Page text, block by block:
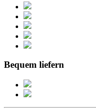
Bequem liefern